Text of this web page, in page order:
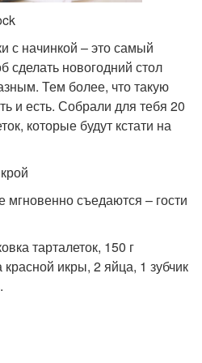
с начинкой – это самый
сделать новогодний стол
Тем более, что такую
и есть. Собрали для тебя 20
которые будут кстати на
мгновенно съедаются – гости
тарталеток, 150 г
икры, 2 яйца, 1 зубчик